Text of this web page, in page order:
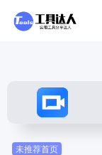
未推荐首页